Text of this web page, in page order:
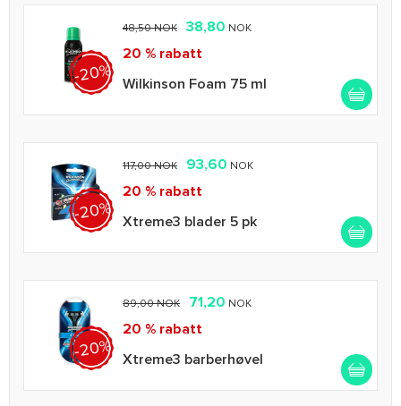
-20%
48,50 NOK 38,80 NOK
20 % rabatt
Wilkinson Foam 75 ml
-20%
117,00 NOK 93,60 NOK
20 % rabatt
Xtreme3 blader 5 pk
-20%
89,00 NOK 71,20 NOK
20 % rabatt
Xtreme3 barberhøvel